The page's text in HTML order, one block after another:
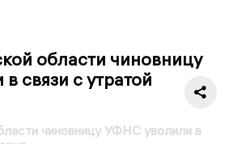
области чиновницу
связи с утратой
чиновницу УФНС уволили в